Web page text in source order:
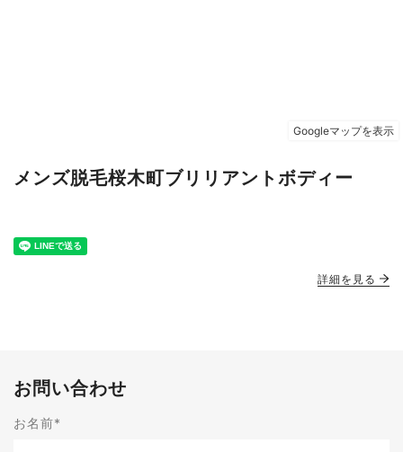
メンズ脱毛桜木町ブリリアントボディー
詳細を見る
お問い合わせ
お名前*